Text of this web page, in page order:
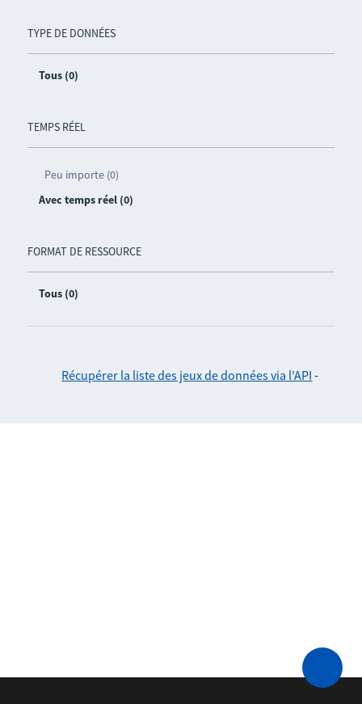
TYPE DE DONNÉES
Tous (0)
TEMPS RÉEL
Peu importe (0)
Avec temps réel (0)
FORMAT DE RESSOURCE
Tous (0)
Récupérer la liste des jeux de données via l'API -